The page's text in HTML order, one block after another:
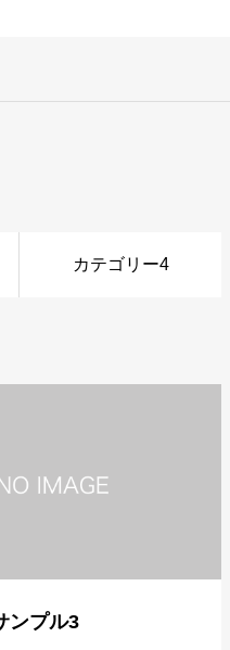
カテゴリー4
ンプル3